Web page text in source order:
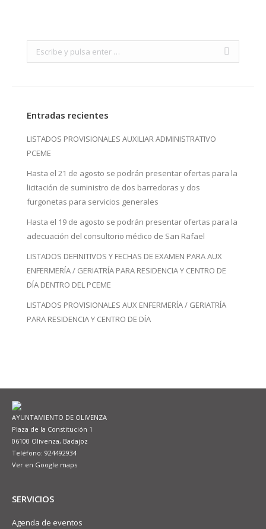
Search:
Entradas recientes
LISTADOS PROVISIONALES AUXILIAR ADMINISTRATIVO
PCEME
Hasta el 21 de agosto se podrán presentar ofertas para la
licitación de suministro de dos barredoras y dos
furgonetas para servicios generales
Hasta el 19 de agosto se podrán presentar ofertas para la
adecuación del consultorio médico de San Rafael
LISTADOS DEFINITIVOS Y FECHAS DE EXAMEN PARA AUX
ENFERMERÍA / GERIATRÍA PARA RESIDENCIA Y CENTRO DE
DÍA DENTRO DEL PCEME
LISTADOS PROVISIONALES AUX ENFERMERÍA / GERIATRÍA
PARA RESIDENCIA Y CENTRO DE DÍA
AYUNTAMIENTO DE OLIVENZA
Plaza de la Constitución 1
06100 Olivenza, Badajoz
Teléfono: 924492934
Ver en Google maps
SERVICIOS
Agenda de eventos